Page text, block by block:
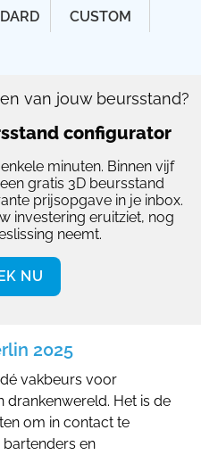
CUSTOM
van jouw beursstand?
configurator
minuten. Binnen vijf
gratis 3D beursstand
prijsopgave in je inbox.
investering eruitziet, nog
neemt.
NU
2025
vakbeurs voor
drankenwereld. Het is de
om in contact te
en